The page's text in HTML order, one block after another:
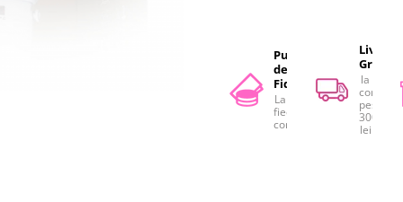
Puncte
de
Fidelitate
La
fiecare
comandă
Livrare
Gratuită
la
comenzi
peste
300
lei